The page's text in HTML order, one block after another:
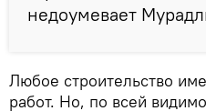
недоумевает
Любое строительство
работ. Но, по всей